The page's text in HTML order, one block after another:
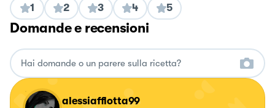
1 2 3 4 5
Domande e recensioni
alessiafflotta99